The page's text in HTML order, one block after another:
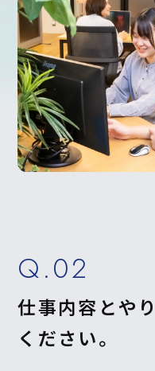
Q.02
仕事内容とや
ください。